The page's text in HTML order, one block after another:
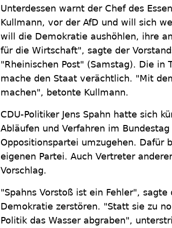
Unterdessen warnt der Chef des
Kullmann, vor der AfD und will sich
will die Demokratie aushöhlen, ihre
für die Wirtschaft", sagte der
"Rheinischen Post" (Samstag). Die in
mache den Staat verächtlich. "Mit
machen", betonte Kullmann.
CDU-Politiker Jens Spahn hatte sich
Abläufen und Verfahren im
Oppositionspartei umzugehen. Dafür
eigenen Partei. Auch Vertreter
Vorschlag.
"Spahns Vorstoß ist ein Fehler",
Demokratie zerstören. "Statt sie zu
Politik das Wasser abgraben",